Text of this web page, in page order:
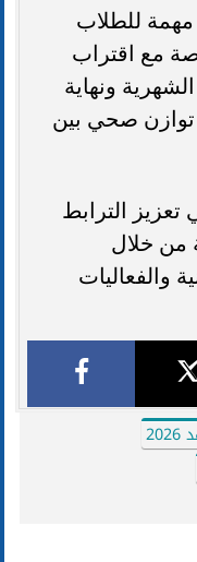
للطلاب
مع اقتراب
ونهاية
توازن صحي بين
الترابط
من خلال
والفعاليات